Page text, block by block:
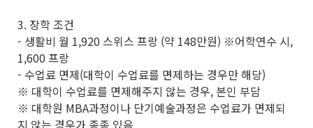
3. 장학 조건
- 생활비 월 1,920 스위스 프랑 (약 148만원) ※어학연수 시,
1,600 프랑
- 수업료 면제(대학이 수업료를 면제하는 경우만 해당)
※ 대학이 수업료를 면제해주지 않는 경우, 본인 부담
※ 대학원 MBA과정이나 단기예술과정은 수업료가 면제되
지 않는 경우가 종종 있음